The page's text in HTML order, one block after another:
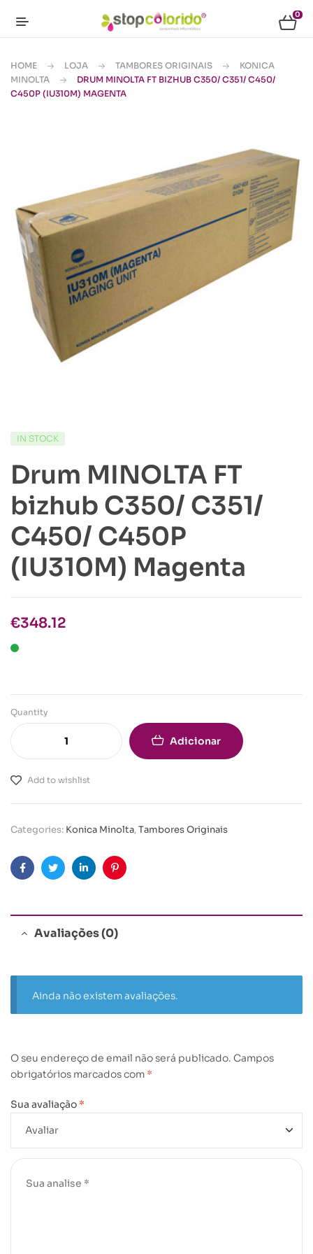
0
HOME LOJA TAMBORES ORIGINAIS
KONICA
MINOLTA
DRUM MINOLTA FT BIZHUB C350/ C351/ C450/
C450P (IU310M) MAGENTA
IN STOCK
Drum MINOLTA FT
bizhub C350/ C351/
C450/ C450P
(IU310M) Magenta
€348.12
Quantity
Adicionar
Add to wishlist
Categories: Konica Minolta,Tambores Originais
FacebookTwitterLinkedinPinterest
Avaliações (0)
Ainda não existem avaliações.
O seu endereço de email não será publicado. Campos
obrigatórios marcados com *
Sua avaliação *